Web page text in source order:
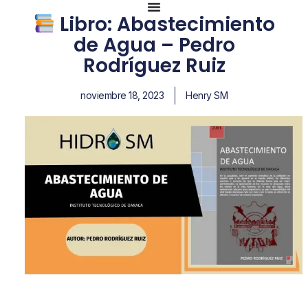
Libro: Abastecimiento
de Agua – Pedro
Rodríguez Ruiz
noviembre 18, 2023 Henry SM